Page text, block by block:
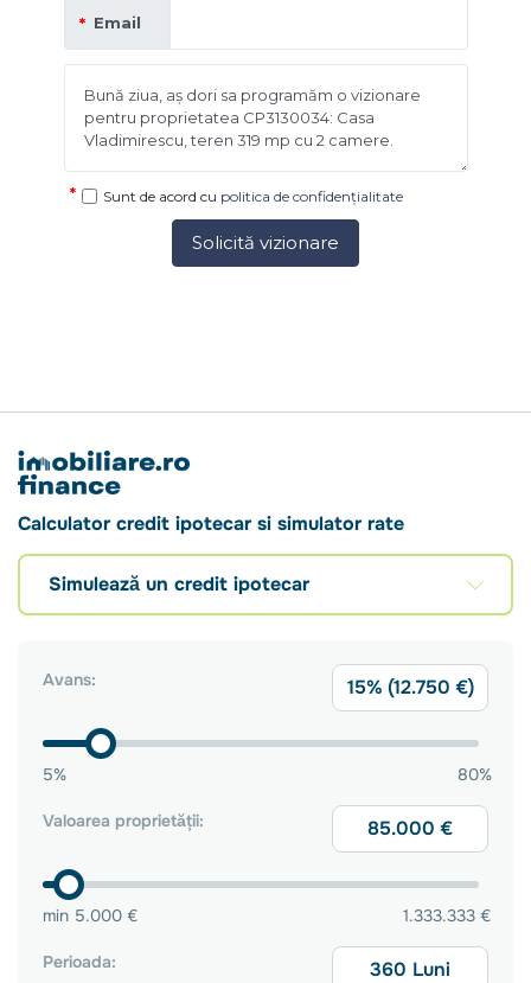
Email
Sunt de acord cu politica de confidențialitate
Solicită vizionare